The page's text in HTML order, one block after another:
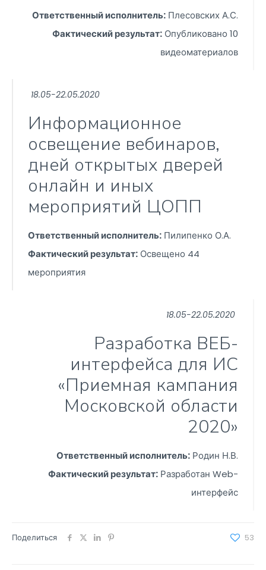
Ответственный исполнитель: Плесовских А.С.
Фактический результат: Опубликовано 10
видеоматериалов
18.05-22.05.2020
Информационное
освещение вебинаров,
дней открытых дверей
онлайн и иных
мероприятий ЦОПП
Ответственный исполнитель: Пилипенко О.А.
Фактический результат: Освещено 44
мероприятия
18.05-22.05.2020
Разработка ВЕБ-
интерфейса для ИС
«Приемная кампания
Московской области
2020»
Ответственный исполнитель: Родин Н.В.
Фактический результат: Разработан Web-
интерфейс
Поделиться 53